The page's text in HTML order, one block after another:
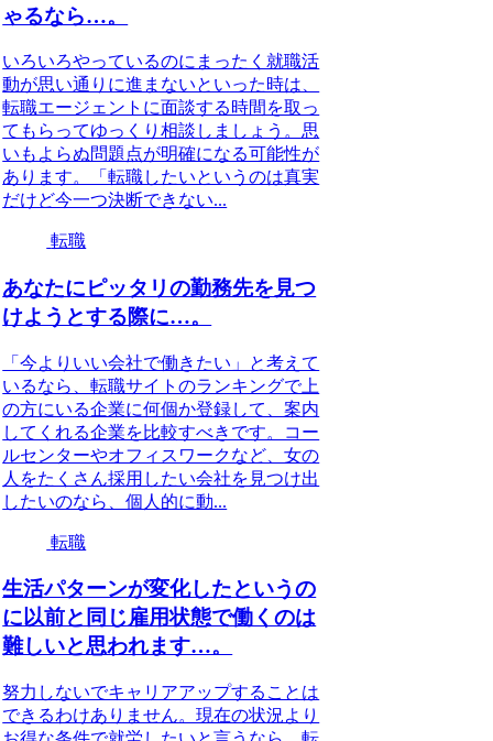
ゃるなら…。
いろいろやっているのにまったく就職活
動が思い通りに進まないといった時は、
転職エージェントに面談する時間を取っ
てもらってゆっくり相談しましょう。思
いもよらぬ問題点が明確になる可能性が
あります。「転職したいというのは真実
だけど今一つ決断できない...
転職
あなたにピッタリの勤務先を見つ
けようとする際に…。
「今よりいい会社で働きたい」と考えて
いるなら、転職サイトのランキングで上
の方にいる企業に何個か登録して、案内
してくれる企業を比較すべきです。コー
ルセンターやオフィスワークなど、女の
人をたくさん採用したい会社を見つけ出
したいのなら、個人的に動...
転職
生活パターンが変化したというの
に以前と同じ雇用状態で働くのは
難しいと思われます…。
努力しないでキャリアアップすることは
できるわけありません。現在の状況より